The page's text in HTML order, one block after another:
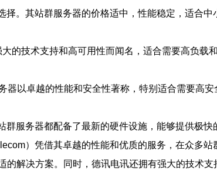
。其站群服务器的价格适中，性能稳定，适合
的技术支持和高可用性而闻名，适合需要高负
器以卓越的性能和安全性著称，特别适合需要高
服务器都配备了最新的硬件设施，能够提供极快
）凭借其卓越的性能和优质的服务，在众多
解决方案。同时，德讯电讯还拥有强大的技术